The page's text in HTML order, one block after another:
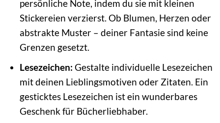
persönliche Note, indem du sie mit kleinen
Stickereien verzierst. Ob Blumen, Herzen oder
abstrakte Muster – deiner Fantasie sind keine
Grenzen gesetzt.
Lesezeichen: Gestalte individuelle Lesezeichen
mit deinen Lieblingsmotiven oder Zitaten. Ein
gesticktes Lesezeichen ist ein wunderbares
Geschenk für Bücherliebhaber.